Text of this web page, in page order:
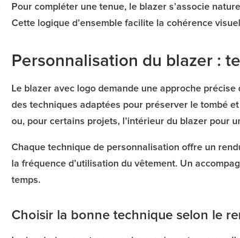
Pour compléter une tenue, le blazer s’associe
Cette logique d’ensemble facilite la cohérence
Personnalisation du blazer :
Le blazer avec logo demande une approche
des techniques adaptées pour préserver le tombé
ou, pour certains projets, l’intérieur du blazer pour
Chaque technique de personnalisation offre un
la fréquence d’utilisation du vêtement. Un
temps.
Choisir la bonne technique selon le